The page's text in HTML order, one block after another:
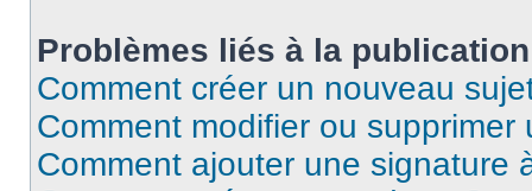
Problèmes liés à la
Comment créer un nouveau
Comment modifier ou supprimer
Comment ajouter une signature